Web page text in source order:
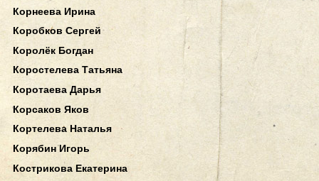
Корнеева Ирина
Коробков Сергей
Королёк Богдан
Коростелева Татьяна
Коротаева Дарья
Корсаков Яков
Кортелева Наталья
Корябин Игорь
Кострикова Екатерина